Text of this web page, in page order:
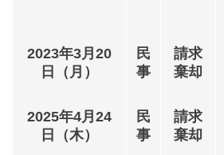
2023年3月20
日（月）
民
事
請求
棄却
2025年4月24
日（木）
民
事
請求
棄却